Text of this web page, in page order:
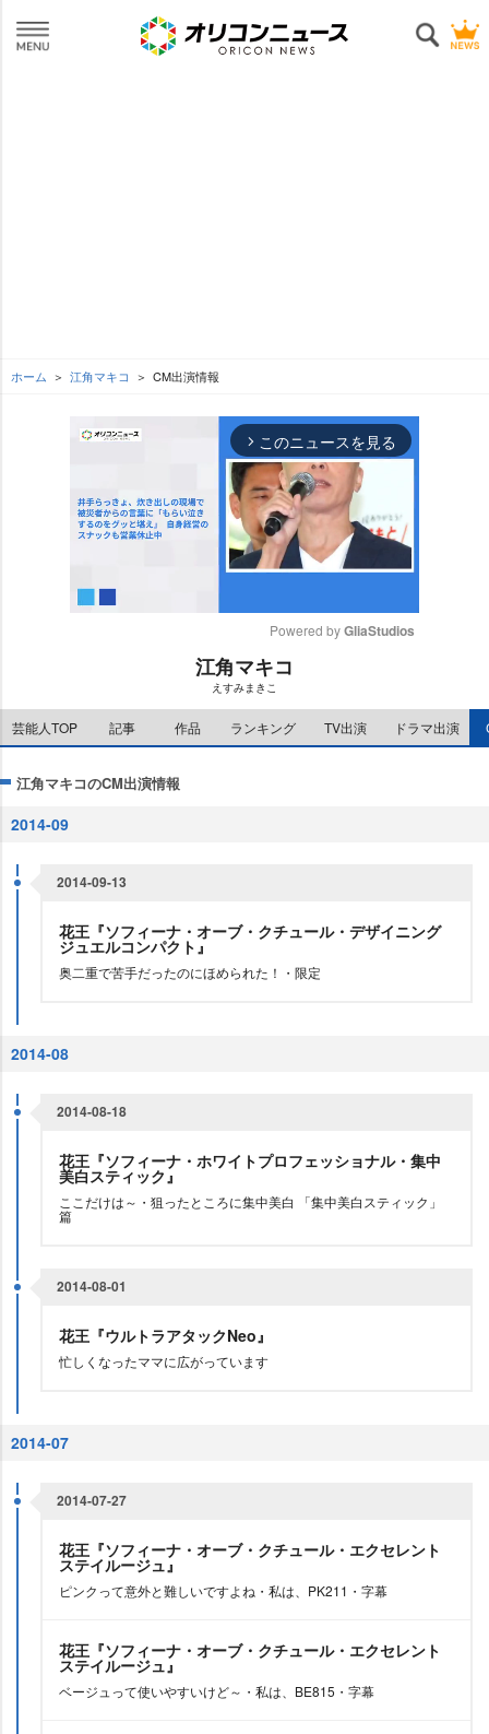
ホーム 江角マキコ CM出演情報
arrow_forward_ios このニュースを見る
e
Powered by GliaStudios
江角マキコ
えすみまきこ
芸能人TOP 記事 作品 ランキング TV出演 ドラマ出演
江角マキコのCM出演情報
2014-09
2014-09-13
花王『ソフィーナ・オーブ・クチュール・デザイニング
ジュエルコンパクト』
奥二重で苦手だったのにほめられた！・限定
2014-08
2014-08-18
花王『ソフィーナ・ホワイトプロフェッショナル・集中
美白スティック』
ここだけは～・狙ったところに集中美白 「集中美白スティック」
篇
2014-08-01
花王『ウルトラアタックNeo』
忙しくなったママに広がっています
2014-07
2014-07-27
花王『ソフィーナ・オーブ・クチュール・エクセレント
ステイルージュ』
ピンクって意外と難しいですよね・私は、PK211・字幕
花王『ソフィーナ・オーブ・クチュール・エクセレント
ステイルージュ』
ベージュって使いやすいけど～・私は、BE815・字幕